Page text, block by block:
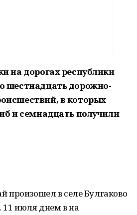
на дорогах республики
шестнадцать дорожно-
в которых
и семнадцать получили
произошел в селе Булгаково
11 июля днем в на